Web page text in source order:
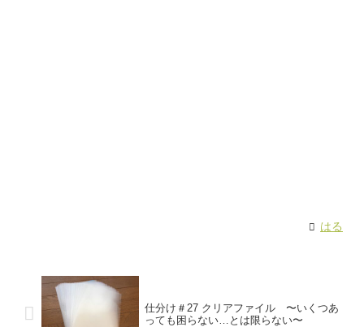
はる
仕分け＃27 クリアファイル 〜いくつあ
っても困らない…とは限らない〜